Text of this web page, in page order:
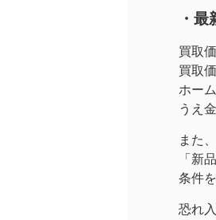
・
買取
買取
ホー
うえ
また
「新
条件
恐れ